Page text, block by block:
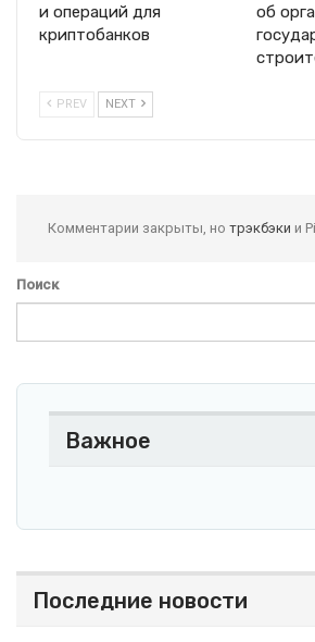
и операций для
криптобанков
об
PREV NEXT
Комментарии закрыты, но трэкбэки и
Поиск
Важное
Последние новости